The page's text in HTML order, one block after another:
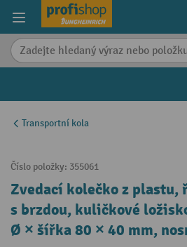
content
Transportní kola
Číslo položky: 355061
Zvedací kolečko z
s brzdou, kuličkové
Ø × šířka 80 × 40 mm,